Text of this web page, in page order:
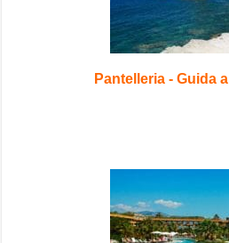
Pantelleria - Guida